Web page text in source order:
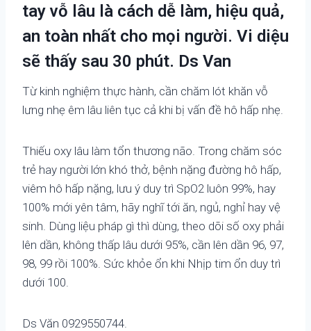
tay vỗ lâu là cách dễ làm, hiệu quả,
an toàn nhất cho mọi người. Vi diệu
sẽ thấy sau 30 phút. Ds Van
Từ kinh nghiệm thực hành, cần chăm lót khăn vỗ
lưng nhẹ êm lâu liên tục cả khi bị vấn đề hô hấp nhẹ.
Thiếu oxy lâu làm tổn thương não. Trong chăm sóc
trẻ hay người lớn khó thở, bệnh nặng đường hô hấp,
viêm hô hấp nặng, lưu ý duy trì SpO2 luôn 99%, hay
100% mới yên tâm, hãy nghĩ tới ăn, ngủ, nghỉ hay vệ
sinh. Dùng liệu pháp gì thì dùng, theo dõi số oxy phải
lên dần, không thấp lâu dưới 95%, cần lên dần 96, 97,
98, 99 rồi 100%. Sức khỏe ổn khi Nhịp tim ổn duy trì
dưới 100.
Ds Văn 0929550744.